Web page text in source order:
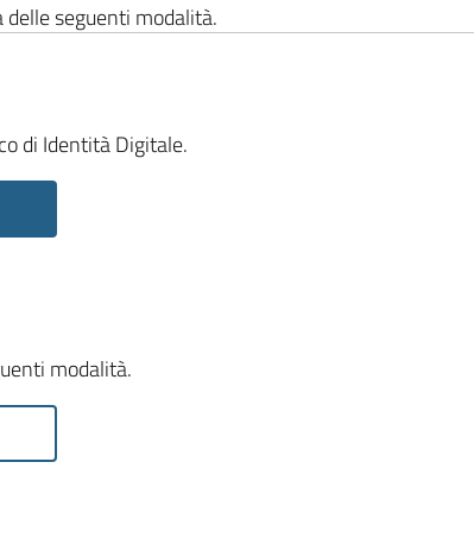
delle seguenti modalità.
di Identità Digitale.
modalità.